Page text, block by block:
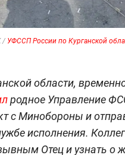
/ УФССП России по Курганской
области,
родное Управление
с Минобороны и
исполнения.
Отец и узнать о